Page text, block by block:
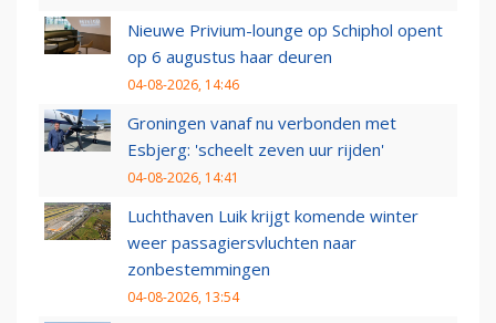
Nieuwe Privium-lounge op Schiphol opent
op 6 augustus haar deuren
04-08-2026, 14:46
Groningen vanaf nu verbonden met
Esbjerg: 'scheelt zeven uur rijden'
04-08-2026, 14:41
Luchthaven Luik krijgt komende winter
weer passagiersvluchten naar
zonbestemmingen
04-08-2026, 13:54